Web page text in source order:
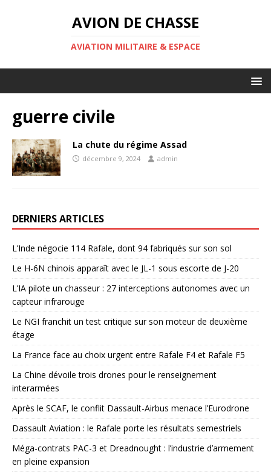
AVION DE CHASSE
AVIATION MILITAIRE & ESPACE
guerre civile
La chute du régime Assad
décembre 9, 2024 admin
DERNIERS ARTICLES
L’Inde négocie 114 Rafale, dont 94 fabriqués sur son sol
Le H-6N chinois apparaît avec le JL-1 sous escorte de J-20
L’IA pilote un chasseur : 27 interceptions autonomes avec un
capteur infrarouge
Le NGI franchit un test critique sur son moteur de deuxième
étage
La France face au choix urgent entre Rafale F4 et Rafale F5
La Chine dévoile trois drones pour le renseignement
interarmées
Après le SCAF, le conflit Dassault-Airbus menace l’Eurodrone
Dassault Aviation : le Rafale porte les résultats semestriels
Méga-contrats PAC-3 et Dreadnought : l’industrie d’armement
en pleine expansion